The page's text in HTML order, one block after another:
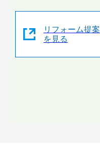
リフォーム提案
を見る